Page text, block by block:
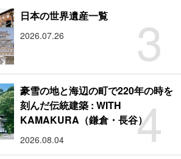
3
日本の世界遺産一覧
2026.07.26
4
豪雪の地と海辺の町で220年の時を
刻んだ伝統建築 : WITH
KAMAKURA（鎌倉・長谷）
2026.08.04